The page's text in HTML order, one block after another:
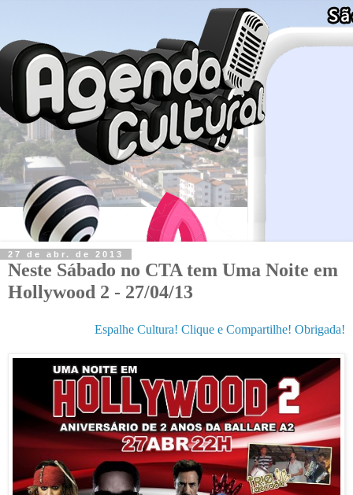
27 de abr. de 2013
Neste Sábado no CTA tem Uma Noite em
Hollywood 2 - 27/04/13
Espalhe Cultura! Clique e Compartilhe! Obrigada!